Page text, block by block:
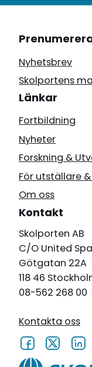
Nyhetsbrev
Skolportens
Länkar
Fortbildning
Nyheter
Forskning &
För utställare
Om oss
Kontakt
Skolporten AB
C/O United
Götgatan 22A
118 46
08-562 268 00
Kontakta oss